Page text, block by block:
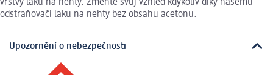
vrstvy laku na nehty. Změňte svůj vzhled kdykoliv díky našemu
odstraňovači laku na nehty bez obsahu acetonu.
Upozornění o nebezpečnosti